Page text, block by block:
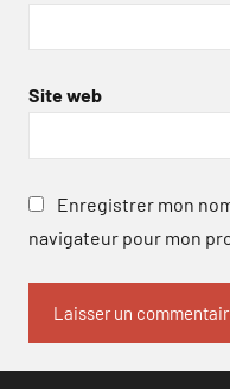
Site web
Enregistrer mon
navigateur pour mon